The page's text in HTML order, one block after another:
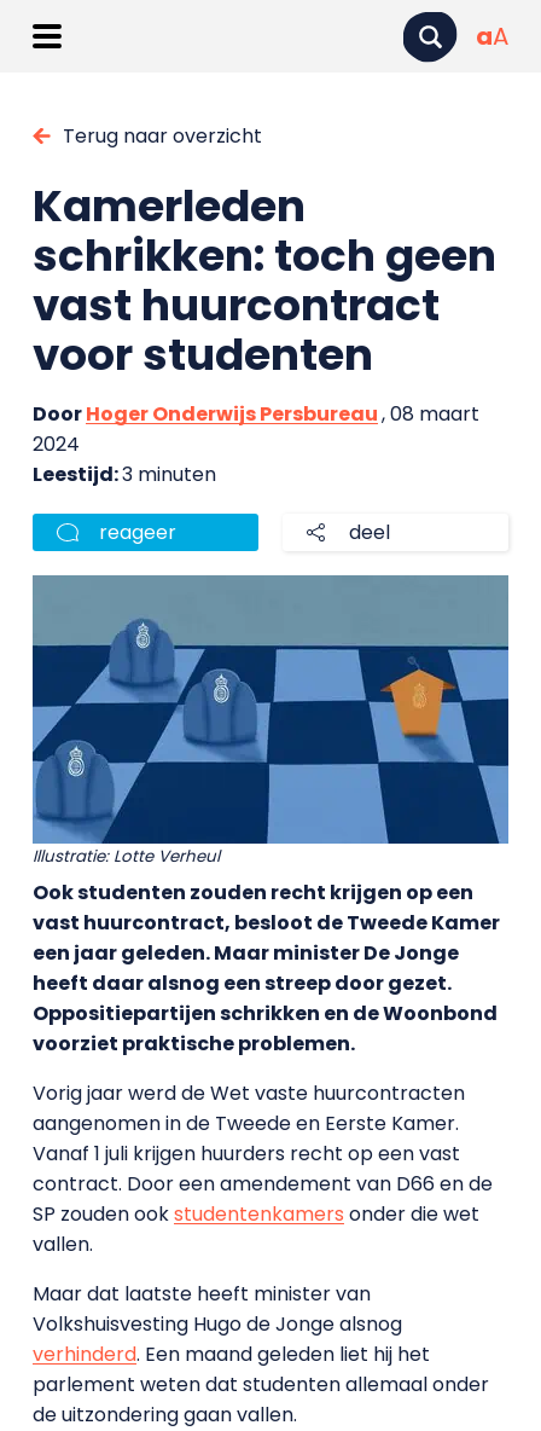
aA
Terug naar overzicht
Kamerleden
schrikken: toch geen
vast huurcontract
voor studenten
DoorHoger Onderwijs Persbureau, 08 maart
2024
Leestijd:3 minuten
reageer deel
Illustratie: Lotte Verheul
Ook studenten zouden recht krijgen op een
vast huurcontract, besloot de Tweede Kamer
een jaar geleden. Maar minister De Jonge
heeft daar alsnog een streep door gezet.
Oppositiepartijen schrikken en de Woonbond
voorziet praktische problemen.
Vorig jaar werd de Wet vaste huurcontracten
aangenomen in de Tweede en Eerste Kamer.
Vanaf 1 juli krijgen huurders recht op een vast
contract. Door een amendement van D66 en de
SP zouden ookstudentenkamers onder die wet
vallen.
Maar dat laatste heeft minister van
Volkshuisvesting Hugo de Jonge alsnog
verhinderd. Een maand geleden liet hij het
parlement weten dat studenten allemaal onder
de uitzondering gaan vallen.